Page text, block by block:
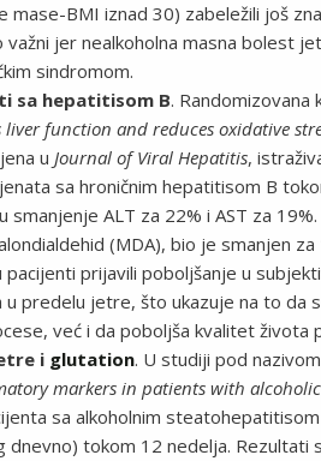
mase-BMI iznad 30) zabeležili još
jer nealkoholna masna bolest
sindromom.
sa hepatitisom B. Randomizovana
function and reduces oxidative
u Journal of Viral Hepatitis,
sa hroničnim hepatitisom B
smanjenje ALT za 22% i AST za
(MDA), bio je smanjen
pacijenti prijavili poboljšanje u
u predelu jetre, što ukazuje na to da
već i da poboljša kvalitet života
i glutation. U studiji pod nazivom
markers in patients with
sa alkoholnim
tokom 12 nedelja. Rezultati